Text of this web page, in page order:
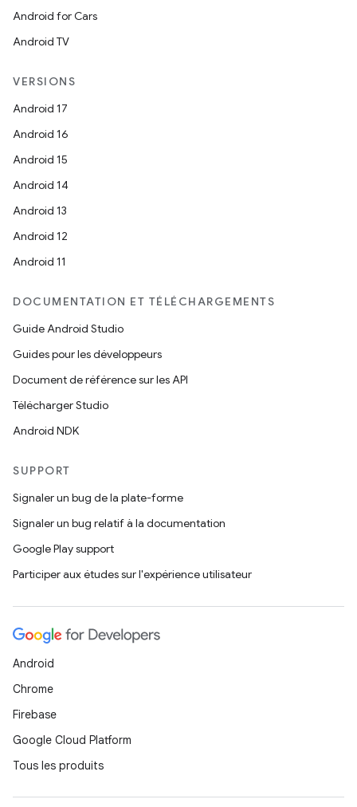
Android for Cars
Android TV
VERSIONS
Android 17
Android 16
Android 15
Android 14
Android 13
Android 12
Android 11
DOCUMENTATION ET TÉLÉCHARGEMENTS
Guide Android Studio
Guides pour les développeurs
Document de référence sur les API
Télécharger Studio
Android NDK
SUPPORT
Signaler un bug de la plate-forme
Signaler un bug relatif à la documentation
Google Play support
Participer aux études sur l'expérience utilisateur
Android
Chrome
Firebase
Google Cloud Platform
Tous les produits